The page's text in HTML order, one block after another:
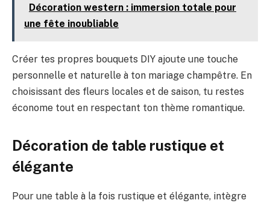
Décoration western : immersion totale pour
une fête inoubliable
Créer tes propres bouquets DIY ajoute une touche
personnelle et naturelle à ton mariage champêtre. En
choisissant des fleurs locales et de saison, tu restes
économe tout en respectant ton thème romantique.
Décoration de table rustique et
élégante
Pour une table à la fois rustique et élégante, intègre